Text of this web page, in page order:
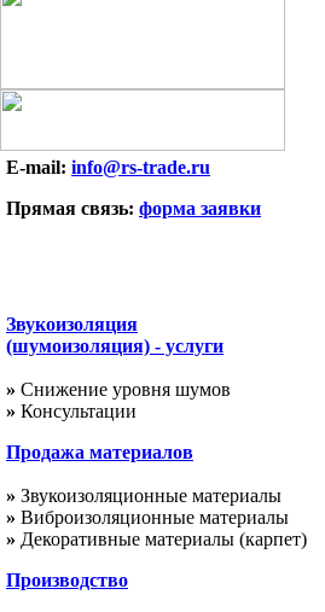
E-mail: info@rs-trade.ru
Прямая связь: форма заявки
Звукоизоляция
(шумоизоляция) - услуги
» Снижение уровня шумов
» Консультации
Продажа материалов
» Звукоизоляционные материалы
» Виброизоляционные материалы
» Декоративные материалы (карпет)
Производство